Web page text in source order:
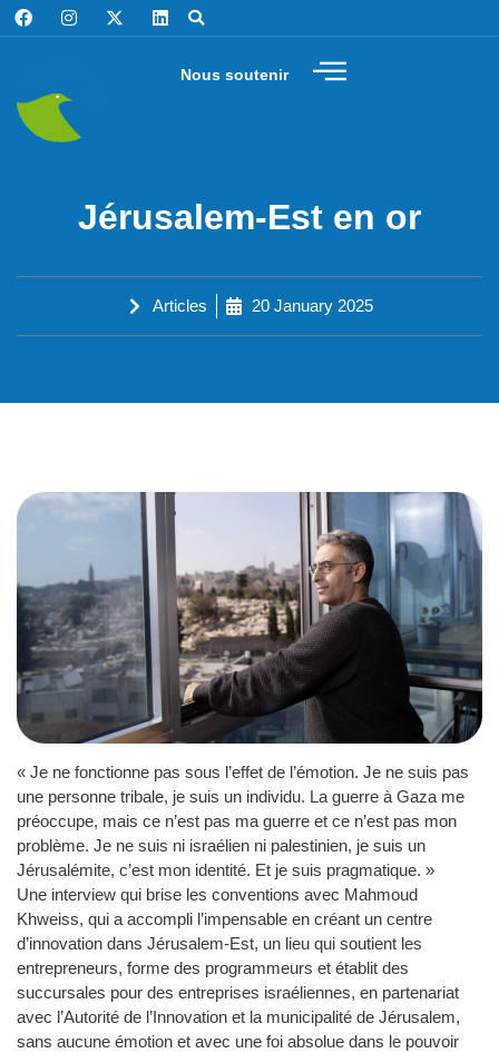
Nous soutenir
Jérusalem-Est en or
Articles 20 January 2025
« Je ne fonctionne pas sous l’effet de l’émotion. Je ne suis pas
une personne tribale, je suis un individu. La guerre à Gaza me
préoccupe, mais ce n’est pas ma guerre et ce n’est pas mon
problème. Je ne suis ni israélien ni palestinien, je suis un
Jérusalémite, c’est mon identité. Et je suis pragmatique. »
Une interview qui brise les conventions avec Mahmoud
Khweiss, qui a accompli l’impensable en créant un centre
d’innovation dans Jérusalem-Est, un lieu qui soutient les
entrepreneurs, forme des programmeurs et établit des
succursales pour des entreprises israéliennes, en partenariat
avec l’Autorité de l’Innovation et la municipalité de Jérusalem,
sans aucune émotion et avec une foi absolue dans le pouvoir